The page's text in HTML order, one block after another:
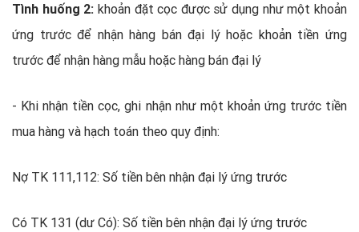
Tình huống 2: khoản đặt cọc được sử dụng như một khoản
ứng trước để nhận hàng bán đại lý hoặc khoản tiền ứng
trước để nhận hàng mẫu hoặc hàng bán đại lý
- Khi nhận tiền cọc, ghi nhận như một khoản ứng trước tiền
mua hàng và hạch toán theo quy định:
Nợ TK 111,112: Số tiền bên nhận đại lý ứng trước
Có TK 131 (dư Có): Số tiền bên nhận đại lý ứng trước